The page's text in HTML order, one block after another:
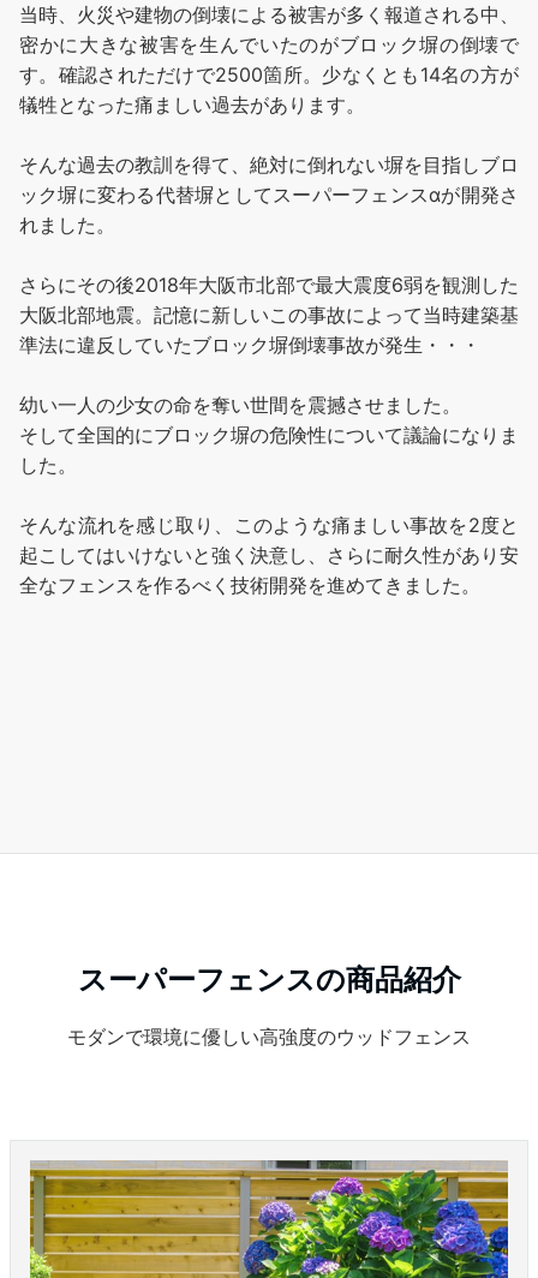
当時、火災や建物の倒壊による被害が多く報道される中、
密かに大きな被害を生んでいたのがブロック塀の倒壊で
す。確認されただけで2500箇所。少なくとも14名の方が
犠牲となった痛ましい過去があります。
そんな過去の教訓を得て、絶対に倒れない塀を目指しブロ
ック塀に変わる代替塀としてスーパーフェンスαが開発さ
れました。
さらにその後2018年大阪市北部で最大震度6弱を観測した
大阪北部地震。記憶に新しいこの事故によって当時建築基
準法に違反していたブロック塀倒壊事故が発生・・・
幼い一人の少女の命を奪い世間を震撼させました。
そして全国的にブロック塀の危険性について議論になりま
した。
そんな流れを感じ取り、このような痛ましい事故を2度と
起こしてはいけないと強く決意し、さらに耐久性があり安
全なフェンスを作るべく技術開発を進めてきました。
スーパーフェンスの商品紹介
モダンで環境に優しい高強度のウッドフェンス